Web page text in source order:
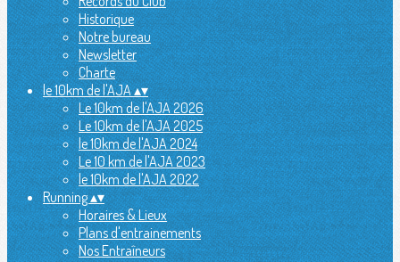
Historique
Notre bureau
Newsletter
Charte
le 10km de l'AJA▴▾
Le 10km de l'AJA 2026
Le 10km de l'AJA 2025
le 10km de l'AJA 2024
Le 10 km de l'AJA 2023
le 10km de l'AJA 2022
Running▴▾
Horaires & Lieux
Plans d'entrainements
Nos Entraîneurs